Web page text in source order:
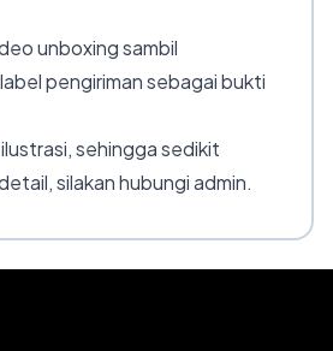
unboxing sambil
pengiriman sebagai bukti
sehingga sedikit
silakan hubungi admin.